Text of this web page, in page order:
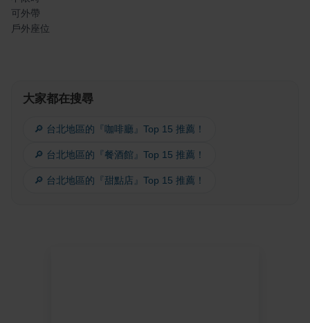
可外帶
戶外座位
大家都在搜尋
🔎 台北地區的『咖啡廳』Top 15 推薦！
🔎 台北地區的『餐酒館』Top 15 推薦！
🔎 台北地區的『甜點店』Top 15 推薦！